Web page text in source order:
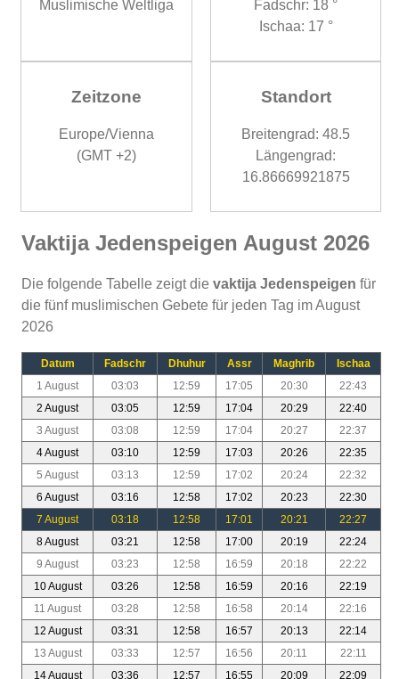
Muslimische Weltliga
Fadschr: 18 °
Ischaa: 17 °
Zeitzone
Europe/Vienna
(GMT +2)
Standort
Breitengrad: 48.5
Längengrad:
16.86669921875
Vaktija Jedenspeigen August 2026
Die folgende Tabelle zeigt die vaktija Jedenspeigen für
die fünf muslimischen Gebete für jeden Tag im August
2026
Datum Fadschr Dhuhur Assr Maghrib
Ischaa
1 August
03:03 12:59 17:05 20:30
22:43
2 August
03:05 12:59 17:04 20:29
22:40
3 August
03:08 12:59 17:04 20:27
22:37
4 August
03:10 12:59 17:03 20:26
22:35
5 August
03:13 12:59 17:02 20:24
22:32
6 August
03:16 12:58 17:02 20:23
22:30
7 August
03:18 12:58 17:01 20:21
22:27
8 August
03:21 12:58 17:00 20:19
22:24
9 August
03:23 12:58 16:59 20:18
22:22
10 August
03:26 12:58 16:59 20:16
22:19
11 August
03:28 12:58 16:58 20:14
22:16
12 August
03:31 12:58 16:57 20:13
22:14
13 August
03:33 12:57 16:56 20:11
22:11
14 August
03:36 12:57 16:55 20:09 22:09